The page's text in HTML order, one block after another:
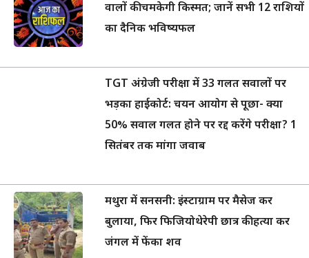
वालों की चमकेगी किस्मत; जानें सभी 12 राशियों
का दैनिक भविष्यफल
TGT अंग्रेजी परीक्षा में 33 गलत सवालों पर
भड़का हाईकोर्ट: चयन आयोग से पूछा- क्या
50% सवाल गलत होने पर रद्द करेंगे परीक्षा? 1
सितंबर तक मांगा जवाब
मथुरा में सनसनी: इंस्टाग्राम पर मैसेज कर
बुलाया, फिर फिजियोथेरेपी छात्र की हत्या कर
जंगल में फेंका शव